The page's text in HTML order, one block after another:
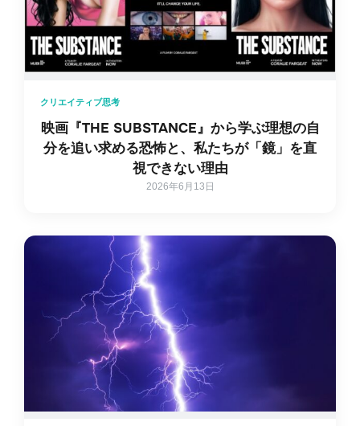
クリエイティブ思考
映画『THE SUBSTANCE』から学ぶ理想の自
分を追い求める恐怖と、私たちが「鏡」を直
視できない理由
2026年6月13日